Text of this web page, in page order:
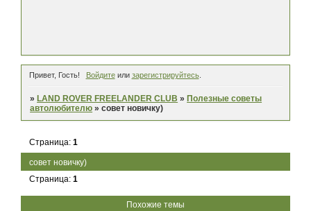
Привет, Гость! Войдитеили зарегистрируйтесь.
» LAND ROVER FREELANDER CLUB » Полезные советы
автолюбителю »совет новичку)
совет новичку)
Страница:1
Страница:1
Похожие темы